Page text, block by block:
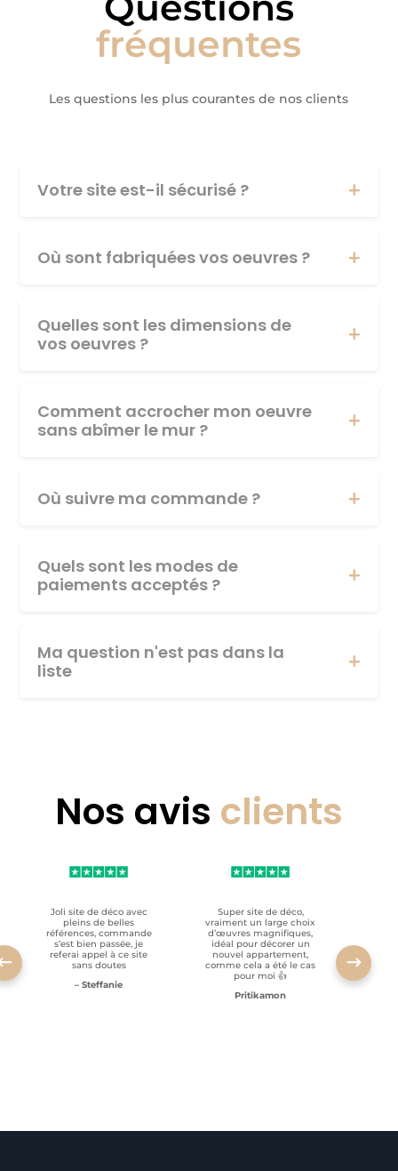
fréquentes
Les questions les plus courantes de nos clients
Votre site est-il sécurisé ?
Où sont fabriquées vos oeuvres ?
Quelles sont les dimensions de
vos oeuvres ?
Comment accrocher mon oeuvre
sans abîmer le mur ?
Où suivre ma commande ?
Quels sont les modes de
paiements acceptés ?
Ma question n'est pas dans la
liste
Nos avis clients
Joli site de déco avec
pleins de belles
références, commande
s’est bien passée, je
referai appel à ce site
sans doutes
– Steffanie
Super site de déco,
vraiment un large choix
d’œuvres magnifiques,
idéal pour décorer un
nouvel appartement,
comme cela a été le cas
pour moi 👍
Pritikamon